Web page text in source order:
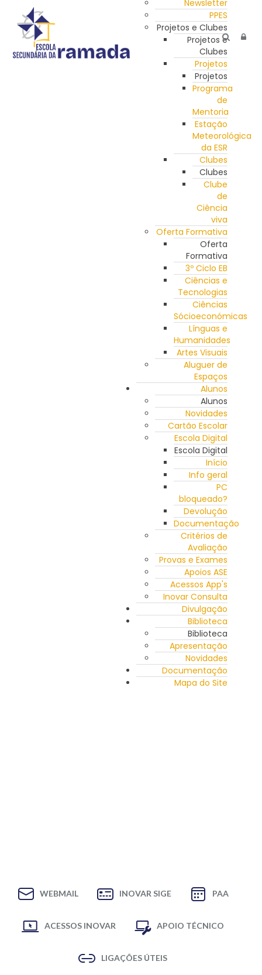
Newsletter
PPES
Projetos e Clubes
Projetos e
Clubes
Projetos
Projetos
Programa
de
Mentoria
Estação
Meteorológica
da ESR
Clubes
Clubes
Clube
de
Ciência
viva
Oferta Formativa
Oferta
Formativa
3º Ciclo EB
Ciências e
Tecnologias
Ciências
Sócioeconómicas
Línguas e
Humanidades
Artes Visuais
Aluguer de
Espaços
Alunos
Alunos
Novidades
Cartão Escolar
Escola Digital
Escola Digital
Início
Info geral
PC
bloqueado?
Devolução
Documentação
Critérios de
Avaliação
Provas e Exames
Apoios ASE
Acessos App's
Inovar Consulta
Divulgação
Biblioteca
Biblioteca
Apresentação
Novidades
Documentação
Mapa do Site
WEBMAIL INOVAR SIGE PAA
ACESSOS INOVAR APOIO TÉCNICO
LIGAÇÕES ÚTEIS